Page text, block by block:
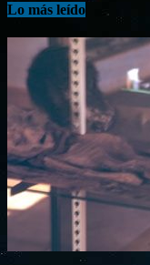
Lo más leído